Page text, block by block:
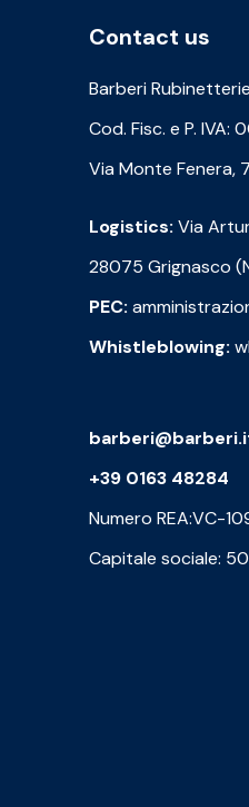
Contact us
Barberi
Cod. Fisc. e P.
Via Monte Fenera,
Logistics: Via
28075 Grignasco
PEC:
Whistleblowing:
+39 0163 48284
Numero REA:VC-
Capitale sociale: